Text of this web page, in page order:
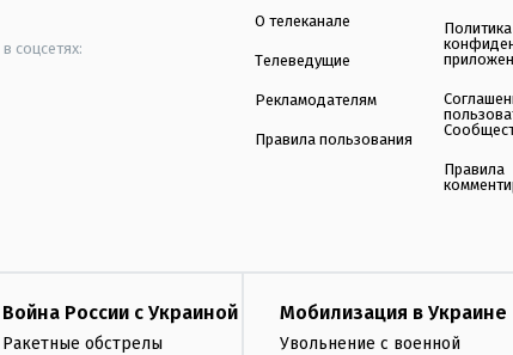
соцсетях:
О телеканале
Телеведущие
Рекламодателям
Правила пользования
Политика
Правила
Война России с Украиной
Ракетные обстрелы
Мобилизация в Украине
Увольнение с военной